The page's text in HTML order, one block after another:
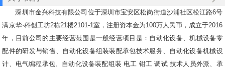
深圳市金兴科技有限公司位于深圳市宝安区松岗街道沙浦社区松江路6号
满京华·科创工坊2栋21楼2101-1室，注册资本金为100万人民币，成立于2016
年，目前公司的主要经营范围是一般经营项目是：自动化设备、机械设备零
配件的研发与销售、自动化设备组装装配承包技术服务、自动化设备机械设
计、电气编程承包、自动化设备装配组装 电工 钳工 调试 技术人员外派、承